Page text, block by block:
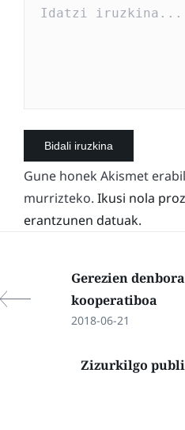
Gune honek Akismet
murrizteko. Ikusi nola
erantzunen datuak.
Gerezien
kooperatiboa
2018-06-21
Zizurkilgo